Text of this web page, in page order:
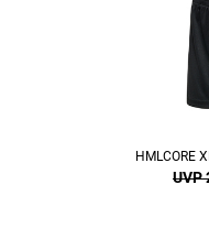
HMLCORE
UVP